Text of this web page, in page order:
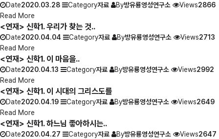
Date2020.03.28 Category자료 By방유룡영성연구소 Views2866
Read More
<연재> 신학1. 우리가 찾는 것..
Date2020.04.04 Category자료 By방유룡영성연구소 Views2713
Read More
<연재> 신학1. 이 마음을..
Date2020.04.13 Category자료 By방유룡영성연구소 Views2992
Read More
<연재> 신학1. 이 시대의 그리스도를
Date2020.04.19 Category자료 By방유룡영성연구소 Views2649
Read More
<연재> 신학1. 하느님 좋아하시는..
Date2020.04.27 Category자료 By방유룡영성연구소 Views2647